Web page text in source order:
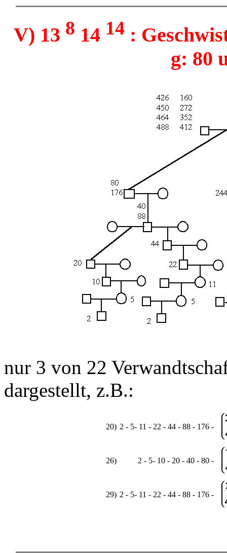
V) 13 8 14 14 :
g: 80
nur 3 von 22
dargestellt, z.B.:
20) 2 - 5- 11 - 22 - 44 - 88 - 176 -
26) 2 - 5- 10 - 20 - 40 - 80 -
29) 2 - 5- 11 - 22 - 44 - 88 - 176 -